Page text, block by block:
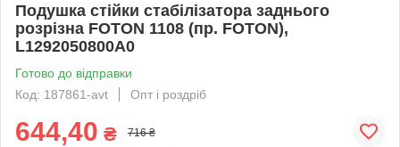
Подушка стійки стабілізатора заднього
розрізна FOTON 1108 (пр. FOTON),
L1292050800A0
Готово до відправки
Код: 187861-avt
Опт і роздріб
644,40 ₴ 716 ₴